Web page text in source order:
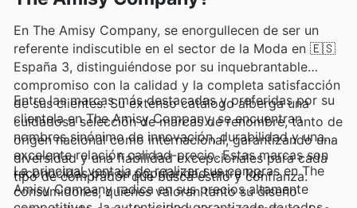
En The Amisy Company, se enorgullecen de ser un
referente indiscutible en el sector de la Moda en 🇪🇸
España 3, distinguiéndose por su inquebrantable
compromiso con la calidad y la completa satisfacción
de sus clientes. Su extenso catálogo alberga una
cuidadosa selección de marcas de renombre, tanto de
origen nacional como internacional, garantizando una
diversidad y una fiabilidad excepcionales para cada
tipo de comprador que busca estilo y confianza.
Entre las marcas más destacadas y preferidas por su
clientela en The Amisy Company, se encuentran
nombres sinónimo de innovación, durabilidad y una
excelente relación calidad-precio. Estas marcas son
reconocidas por su popularidad entre los
consumidores, quienes valoran tanto su diseño
La principal ventaja de realizar sus compras en The
Amisy Company radica en sus precios altamente